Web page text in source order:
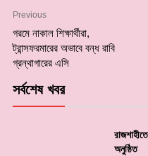
Previous
গরমে নাকাল শিক্ষার্থীরা,
ট্রান্সফরমারের অভাবে বন্ধ রাবি
গ্রন্থাগারের এসি
সর্বশেষ খবর
অনুষ্ঠিত